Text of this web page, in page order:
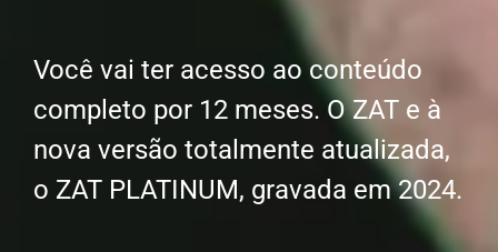
Você vai ter acesso ao conteúdo
completo por 12 meses. O ZAT e à
nova versão totalmente atualizada,
o ZAT PLATINUM, gravada em 2024.